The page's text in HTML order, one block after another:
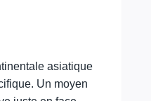
asiatique
Un moyen